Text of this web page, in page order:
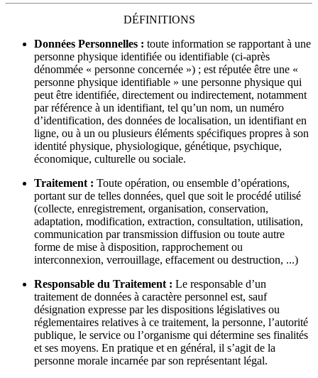
DÉFINITIONS
Données Personnelles : toute information se rapportant à une
personne physique identifiée ou identifiable (ci-après
dénommée « personne concernée ») ; est réputée être une «
personne physique identifiable » une personne physique qui
peut être identifiée, directement ou indirectement, notamment
par référence à un identifiant, tel qu’un nom, un numéro
d’identification, des données de localisation, un identifiant en
ligne, ou à un ou plusieurs éléments spécifiques propres à son
identité physique, physiologique, génétique, psychique,
économique, culturelle ou sociale.
Traitement : Toute opération, ou ensemble d’opérations,
portant sur de telles données, quel que soit le procédé utilisé
(collecte, enregistrement, organisation, conservation,
adaptation, modification, extraction, consultation, utilisation,
communication par transmission diffusion ou toute autre
forme de mise à disposition, rapprochement ou
interconnexion, verrouillage, effacement ou destruction, ...)
Responsable du Traitement : Le responsable d’un
traitement de données à caractère personnel est, sauf
désignation expresse par les dispositions législatives ou
réglementaires relatives à ce traitement, la personne, l’autorité
publique, le service ou l’organisme qui détermine ses finalités
et ses moyens. En pratique et en général, il s’agit de la
personne morale incarnée par son représentant légal.